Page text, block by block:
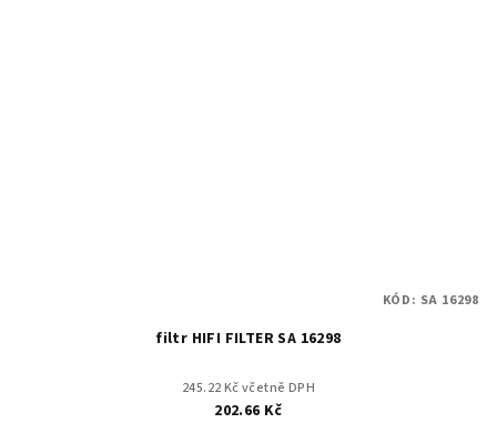
filtr HIFI FILTER SA 16298
245.22 Kč včetně DPH
202.66 Kč
KÓD: SA 16298